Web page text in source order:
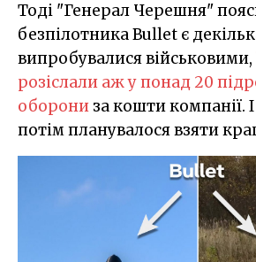
Тоді "Генерал Черешня"
безпілотника Bullet є
випробувалися військовими,
розіслали аж у понад 20
оборони за кошти компанії.
потім планувалося взяти